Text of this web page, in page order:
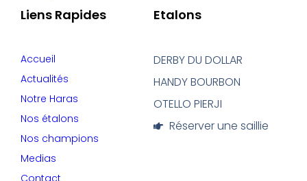
Etalons
DERBY DU DOLLAR
HANDY BOURBON
OTELLO PIERJI
Réserver une saillie
Liens Rapides
Accueil
Actualités
Notre Haras
Nos étalons
Nos champions
Medias